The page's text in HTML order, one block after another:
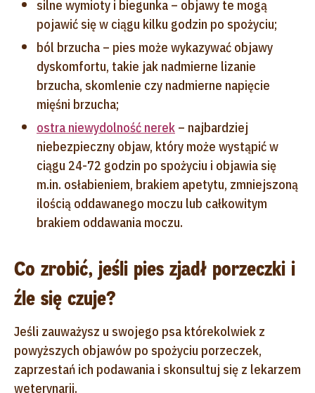
silne wymioty i biegunka – objawy te mogą
pojawić się w ciągu kilku godzin po spożyciu;
ból brzucha – pies może wykazywać objawy
dyskomfortu, takie jak nadmierne lizanie
brzucha, skomlenie czy nadmierne napięcie
mięśni brzucha;
ostra niewydolność nerek – najbardziej
niebezpieczny objaw, który może wystąpić w
ciągu 24-72 godzin po spożyciu i objawia się
m.in. osłabieniem, brakiem apetytu, zmniejszoną
ilością oddawanego moczu lub całkowitym
brakiem oddawania moczu.
Co zrobić, jeśli pies zjadł porzeczki i
źle się czuje?
Jeśli zauważysz u swojego psa którekolwiek z
powyższych objawów po spożyciu porzeczek,
zaprzestań ich podawania i skonsultuj się z lekarzem
weterynarii.